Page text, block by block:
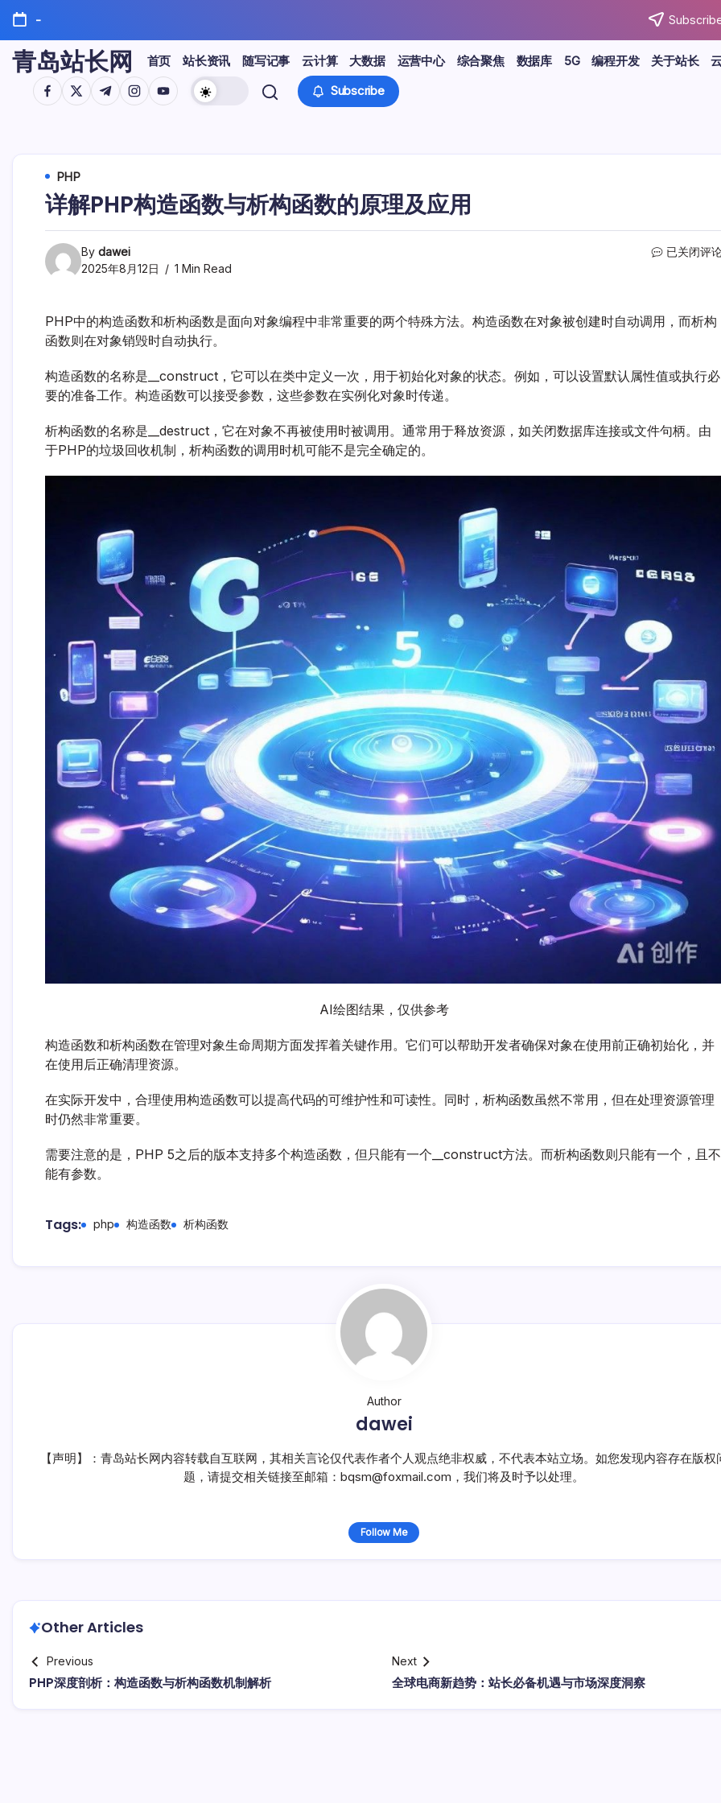
Skip
content
-
青岛站长网 首页 站长资讯 随写记事 云计算 大数据 运营中心 综合聚焦 数据库 5G 编程开发 关于站长
https://www.facebook.com/
https://twitter.com/
https://t.me/
https://www.instagram.com/
https://youtube.com/ Subscribe
PHP
详解PHP构造函数与析构函数的原理及应用
By dawei
2025年8月12日
1 Min Read
详
与
析
数
已关闭评
PHP中的构造函数和析构函数是面向对象编程中非常重要的两个特殊方法。构造函数在对象被创建时自动调用，而析构
函数则在对象销毁时自动执行。
构造函数的名称是__construct，它可以在类中定义一次，用于初始化对象的状态。例如，可以设置默认属性值或执行必
要的准备工作。构造函数可以接受参数，这些参数在实例化对象时传递。
析构函数的名称是__destruct，它在对象不再被使用时被调用。通常用于释放资源，如关闭数据库连接或文件句柄。由
于PHP的垃圾回收机制，析构函数的调用时机可能不是完全确定的。
AI绘图结果，仅供参考
构造函数和析构函数在管理对象生命周期方面发挥着关键作用。它们可以帮助开发者确保对象在使用前正确初始化，并
在使用后正确清理资源。
在实际开发中，合理使用构造函数可以提高代码的可维护性和可读性。同时，析构函数虽然不常用，但在处理资源管理
时仍然非常重要。
需要注意的是，PHP 5之后的版本支持多个构造函数，但只能有一个__construct方法。而析构函数则只能有一个，且不
能有参数。
Tags: php 构造函数 析构函数
Author
dawei
【声明】：青岛站长网内容转载自互联网，其相关言论仅代表作者个人观点绝非权威，不代表本站立场。如您发现内容存在版权
题，请提交相关链接至邮箱：bqsm@foxmail.com，我们将及时予以处理。
Follow Me
Other Articles
Previous
PHP深度剖析：构造函数与析构函数机制解析
Next
全球电商新趋势：站长必备机遇与市场深度洞察